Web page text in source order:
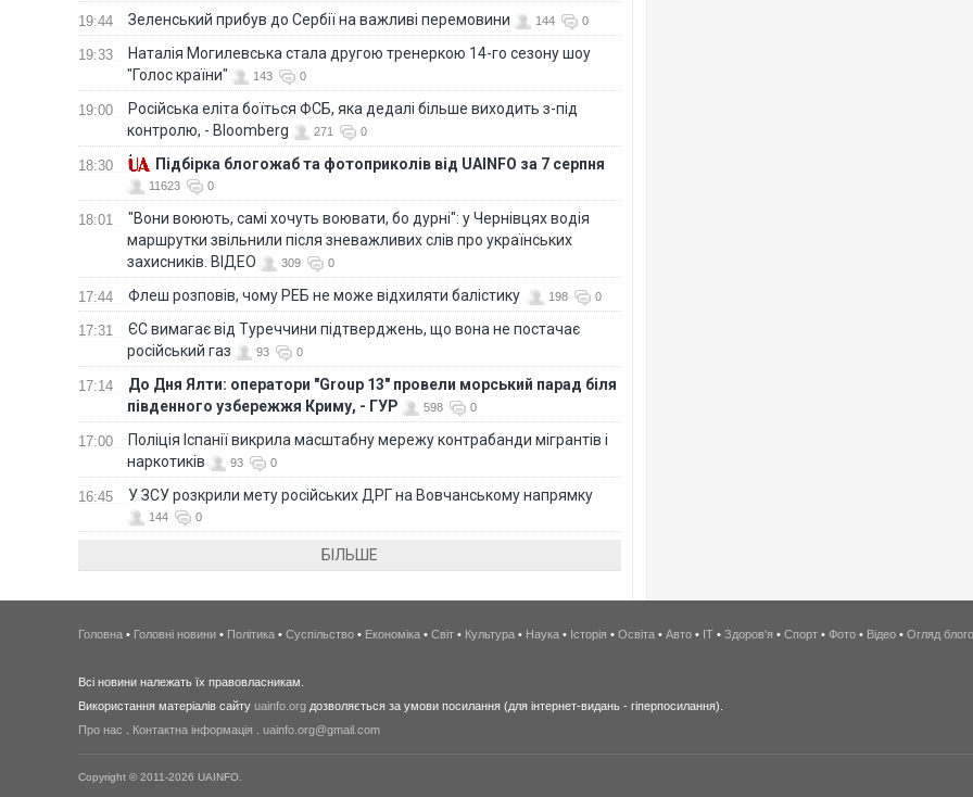
19:44 Зеленський прибув до Сербії на важливі перемовини 144 0
19:33
Наталія Могилевська стала другою тренеркою 14-го сезону шоу
"Голос країни"
143 0
19:00
Російська еліта боїться ФСБ, яка дедалі більше виходить з-під
контролю, - Bloomberg
271 0
18:30 Підбірка блогожаб та фотоприколів від UAINFO за 7 серпня
11623 0
18:01
"Вони воюють, самі хочуть воювати, бо дурні": у Чернівцях водія
маршрутки звільнили після зневажливих слів про українських
захисників. ВІДЕО
309 0
17:44 Флеш розповів, чому РЕБ не може відхиляти балістику 198 0
17:31
ЄС вимагає від Туреччини підтверджень, що вона не постачає
російський газ
93 0
17:14
До Дня Ялти: оператори "Group 13" провели морський парад біля
південного узбережжя Криму, - ГУР
598 0
17:00
Поліція Іспанії викрила масштабну мережу контрабанди мігрантів і
наркотиків
93 0
16:45 У ЗСУ розкрили мету російських ДРГ на Вовчанському напрямку
144 0
БІЛЬШЕ
Головна • Головні новини • Політика • Суспільство • Економіка • Світ • Культура • Наука • Історія • Освіта • Авто • IT • Здоров'я • Спорт • Фото • Відео • Огляд
Всі новини належать їх правовласникам.
Використання матеріалів сайту uainfo.org дозволяється за умови посилання (для інтернет-видань - гіперпосилання).
Про нас
Контактна інформація uainfo.org@gmail.com
Copyright © 2011-2026 UAINFO.